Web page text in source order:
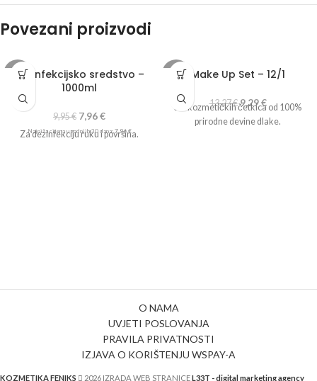
Povezani proizvodi
-20%
Dezinfekcijsko sredstvo –
1000ml
9,95€ 7,96€
Najniža cijena u zadnjih 30 dana:7,96€
Za dezinfekciju ruku i površina.
-30% Make Up Set – 12/1
13,27€ 9,29€
Set kozmetičkih četkica od 100%
prirodne devine dlake.
O NAMA
UVJETI POSLOVANJA
PRAVILA PRIVATNOSTI
IZJAVA O KORIŠTENJU WSPAY-A
KOZMETIKA FENIKS 2026 IZRADA WEB STRANICEL33T - digital marketing agency